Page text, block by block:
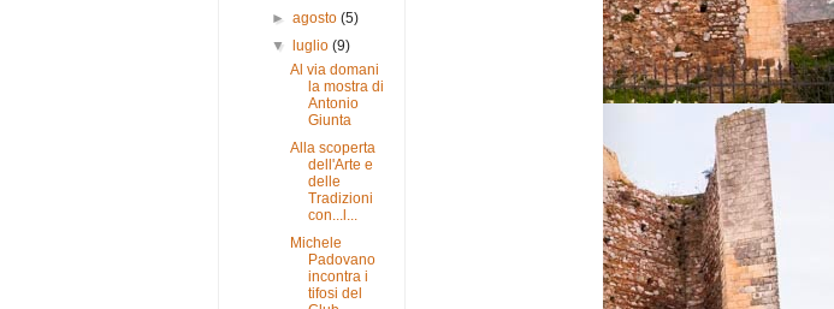
►agosto(5)
▼luglio(9)
Al via domani
la mostra di
Antonio
Giunta
Alla scoperta
dell'Arte e
delle
Tradizioni
con...l...
Michele
Padovano
incontra i
tifosi del